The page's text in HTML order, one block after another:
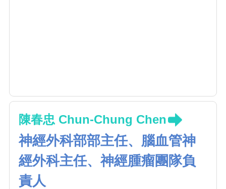
陳春忠 Chun-Chung Chen
神經外科部部主任、腦血管神
經外科主任、神經腫瘤團隊負
責人